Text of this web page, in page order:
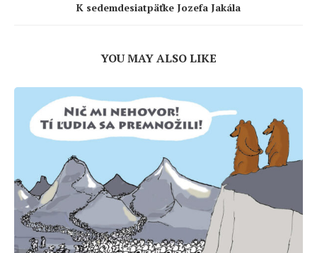
K sedemdesiatpäťke Jozefa Jakála
YOU MAY ALSO LIKE